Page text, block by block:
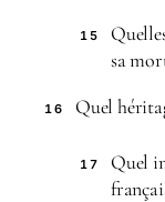
15
sa
16 Quel
17
Quel